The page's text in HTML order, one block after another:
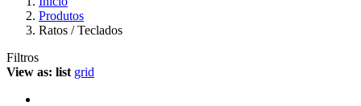
Produtos
Ratos / Teclados
Filtros
View as: list grid